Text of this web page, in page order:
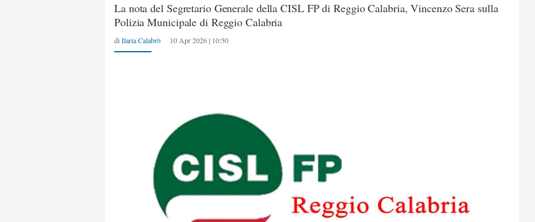
La nota del Segretario Generale della CISL FP di Reggio Calabria, Vincenzo Sera sulla
Polizia Municipale di Reggio Calabria
di Ilaria Calabrò 10 Apr 2026 | 10:50